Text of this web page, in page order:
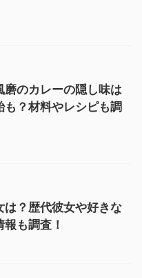
磨のカレーの隠し味は
も？材料やレシピも調
は？歴代彼女や好きな
も調査！